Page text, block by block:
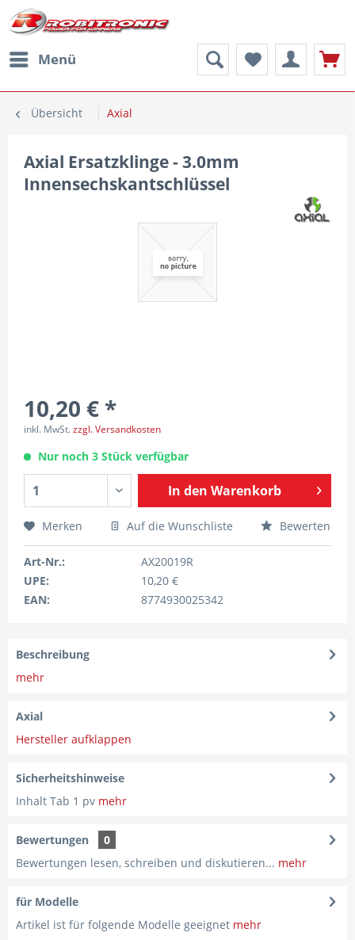
Menü
Übersicht Axial
Axial Ersatzklinge - 3.0mm
Innensechskantschlüssel
10,20 € *
inkl. MwSt.zzgl. Versandkosten
Nur noch 3 Stück verfügbar
In den Warenkorb
Merken Auf die Wunschliste Bewerten
Art-Nr.:
AX20019R
UPE:
10,20 €
EAN:
8774930025342
Beschreibung
mehr
Axial
Hersteller aufklappen
Sicherheitshinweise
Inhalt Tab 1 pv mehr
Bewertungen
0
Bewertungen lesen, schreiben und diskutieren... mehr
für Modelle
Artikel ist für folgende Modelle geeignet mehr